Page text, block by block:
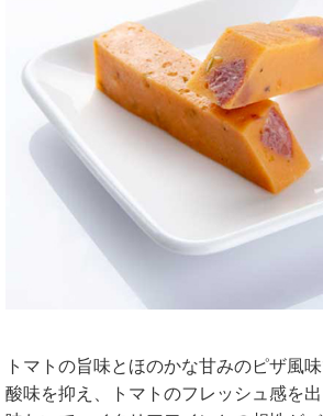
トマトの旨味とほのかな甘みのピザ風味
酸味を抑え、トマトのフレッシュ感を